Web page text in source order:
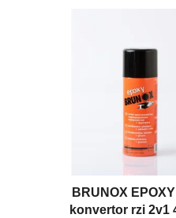
BRUNOX
konvertor rzi 2v1